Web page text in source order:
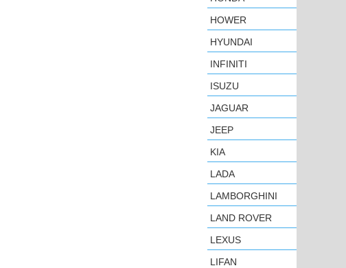
HOWER
HYUNDAI
INFINITI
ISUZU
JAGUAR
JEEP
KIA
LADA
LAMBORGHINI
LAND ROVER
LEXUS
LIFAN